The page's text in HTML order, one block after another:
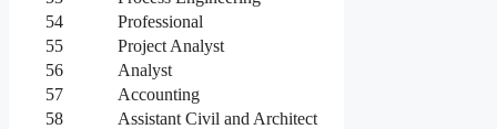
54
Professional
55
Project Analyst
56
Analyst
57
Accounting
58
Assistant Civil and Architect